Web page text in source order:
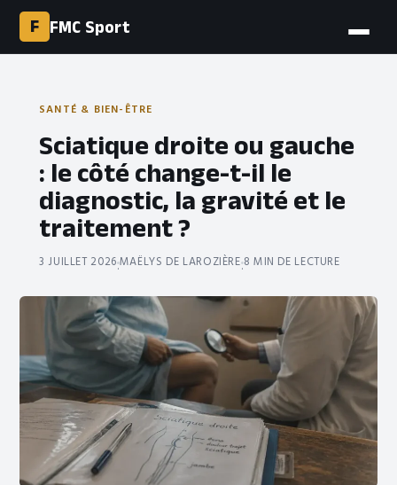
F FMC Sport
SANTÉ & BIEN-ÊTRE
Sciatique droite ou gauche
: le côté change-t-il le
diagnostic, la gravité et le
traitement ?
3 JUILLET 2026·MAËLYS DE LAROZIÈRE·8 MIN DE LECTURE